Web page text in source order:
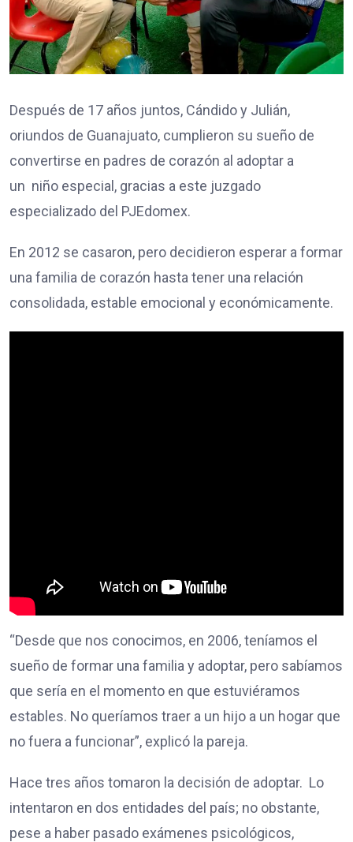
Después de 17 años juntos, Cándido y Julián,
oriundos de Guanajuato, cumplieron su sueño de
convertirse en padres de corazón al adoptar a
un niño especial, gracias a este juzgado
especializado del PJEdomex.
En 2012 se casaron, pero decidieron esperar a formar
una familia de corazón hasta tener una relación
consolidada, estable emocional y económicamente.
“Desde que nos conocimos, en 2006, teníamos el
sueño de formar una familia y adoptar, pero sabíamos
que sería en el momento en que estuviéramos
estables. No queríamos traer a un hijo a un hogar que
no fuera a funcionar”, explicó la pareja.
Hace tres años tomaron la decisión de adoptar. Lo
intentaron en dos entidades del país; no obstante,
pese a haber pasado exámenes psicológicos,